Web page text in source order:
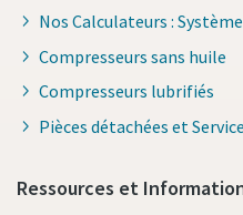
Nos Calculateurs :
Compresseurs sans huile
Compresseurs lubrifiés
Pièces détachées et
Ressources et